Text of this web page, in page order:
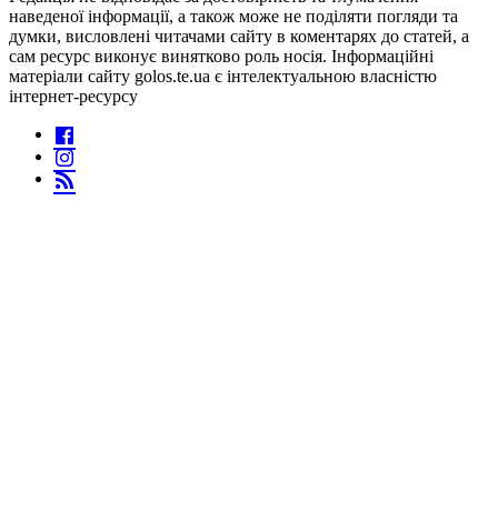
наведеної інформації, а також може не поділяти погляди та
думки, висловлені читачами сайту в коментарях до статей, а
сам ресурс виконує винятково роль носія. Інформаційні
матеріали сайту golos.te.ua є інтелектуальною власністю
інтернет-ресурсу